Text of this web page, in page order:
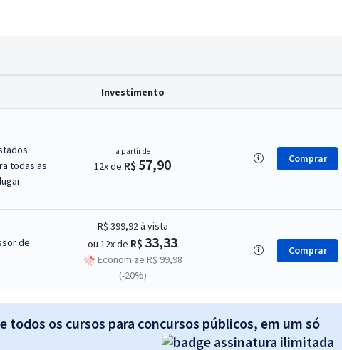
Investimento
todas as
a partir de
12x de R$ 57,90 Comprar
de
R$ 399,92à vista
ou 12x de R$ 33,33
Economize R$ 99,98
(-20%)
Comprar
todos os cursos para concursos públicos, em um só